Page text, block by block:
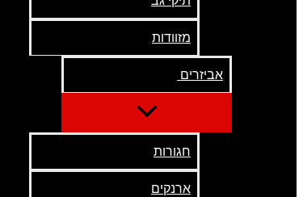
מזוודות
אביזרים
חגורות
ארנקים